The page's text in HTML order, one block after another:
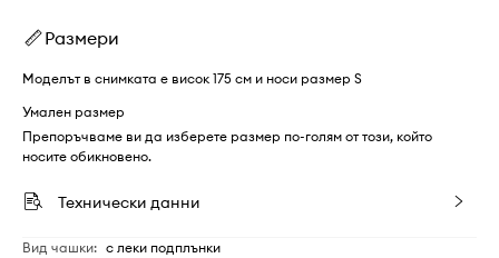
Размери
Моделът в снимката е висок 175 см и носи размер S
Умален размер
Препоръчваме ви да изберете размер по-голям от този, който
носите обикновено.
Технически данни
Вид чашки: с леки подплънки